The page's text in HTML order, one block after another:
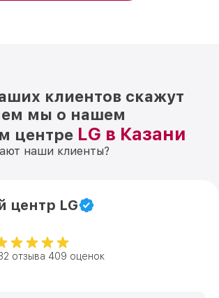
клиентов скажут
мы о нашем
центре LG в Казани
наши клиенты?
центр LG
отзыва 409 оценок